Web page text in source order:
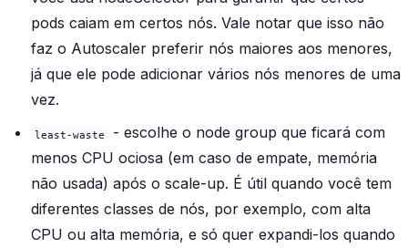
pods caiam em certos nós. Vale notar que isso não
faz o Autoscaler preferir nós maiores aos menores,
já que ele pode adicionar vários nós menores de uma
vez.
least-waste
- escolhe o node group que ficará com
menos CPU ociosa (em caso de empate, memória
não usada) após o scale-up. É útil quando você tem
diferentes classes de nós, por exemplo, com alta
CPU ou alta memória, e só quer expandi-los quando